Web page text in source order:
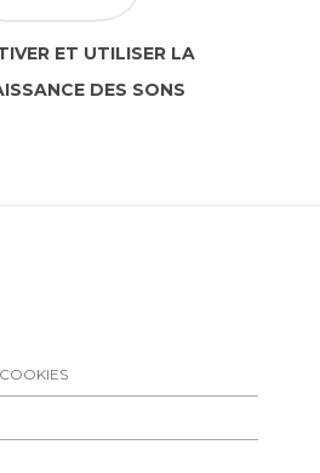
ET UTILISER LA
DES SONS